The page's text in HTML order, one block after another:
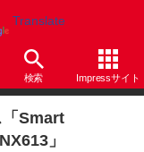
Translate
検索 Impressサイト
「Smart
」